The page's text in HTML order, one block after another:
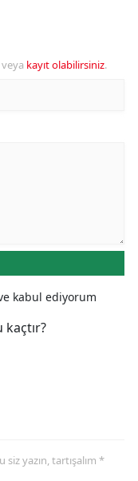
veya kayıt olabilirsiniz.
kabul ediyorum
yazın, tartışalım *